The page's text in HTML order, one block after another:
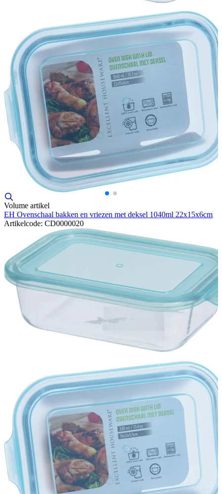
Volume artikel
EH Ovenschaal bakken en vriezen met deksel 1040ml 22x15x6cm
Artikelcode: CD0000020